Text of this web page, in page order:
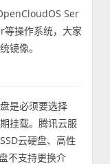
Ser
操作系统，大家
镜像。
是必须要选择
挂载。腾讯云服
云硬盘、高性
不支持更换介